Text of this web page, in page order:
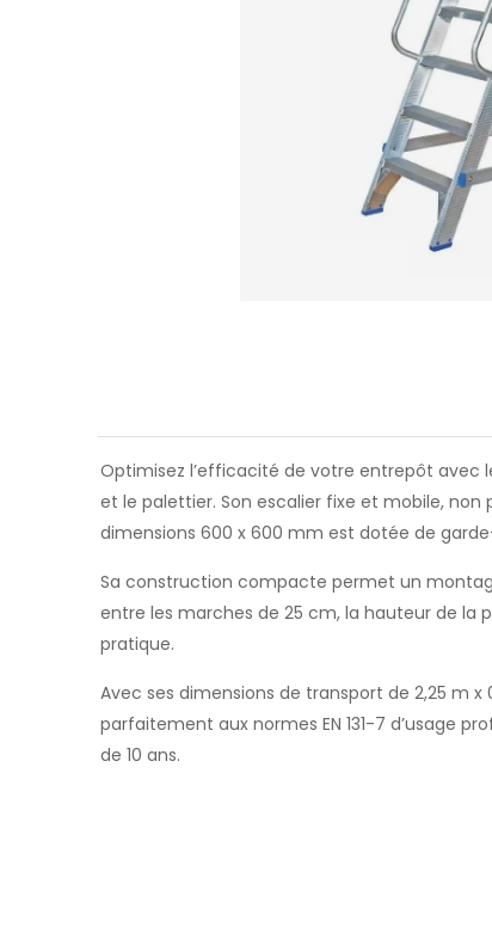
Optimisez l’efficacité de votre entrepôt avec
et le palettier. Son escalier fixe et mobile,
dimensions 600 x 600 mm est dotée de
Sa construction compacte permet un
entre les marches de 25 cm, la hauteur de
pratique.
Avec ses dimensions de transport de 2,25 m
parfaitement aux normes EN 131-7 d’usage
de 10 ans.